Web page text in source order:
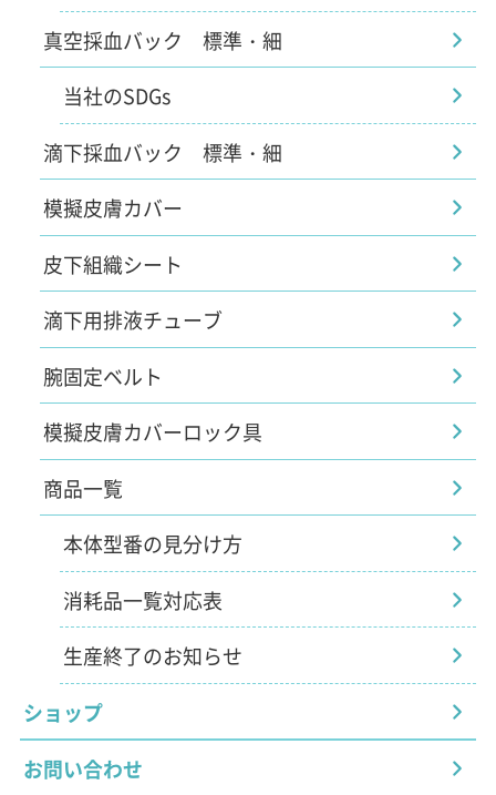
真空採血バック 標準・細
当社のSDGs
滴下採血バック 標準・細
模擬皮膚カバー
皮下組織シート
滴下用排液チューブ
腕固定ベルト
模擬皮膚カバーロック具
商品一覧
本体型番の見分け方
消耗品一覧対応表
生産終了のお知らせ
ショップ
お問い合わせ